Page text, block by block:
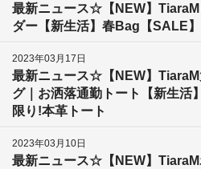
最新ニュース☆【NEW】
ダー【新生活】春Bag【SALE
2023年03月17日
最新ニュース☆【NEW】
グ｜お洒落通勤トート【新生活
限り!本革トート
2023年03月10日
最新ニュース☆【NEW】TiaraM